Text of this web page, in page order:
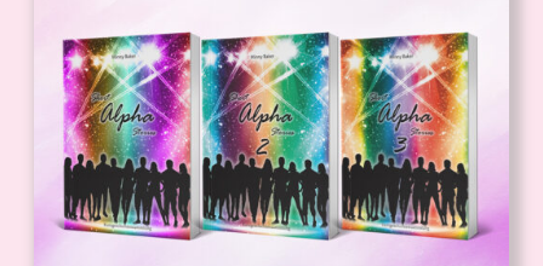
IN DEN WARENKORB / DETAILS